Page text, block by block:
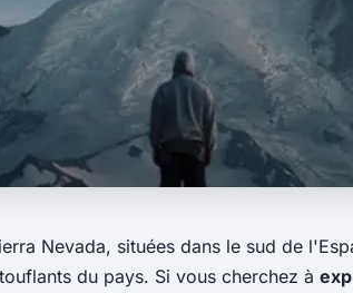
Nevada, situées dans le sud de
du pays. Si vous cherchez à